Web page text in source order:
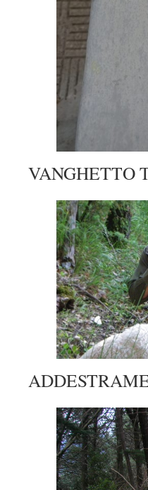
VANGHETTO